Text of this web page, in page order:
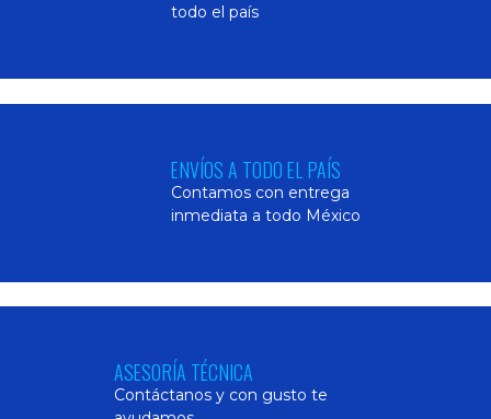
todo el país
ENVÍOS A TODO EL PAÍS
Contamos con entrega
inmediata a todo México
ASESORÍA TÉCNICA
Contáctanos y con gusto te